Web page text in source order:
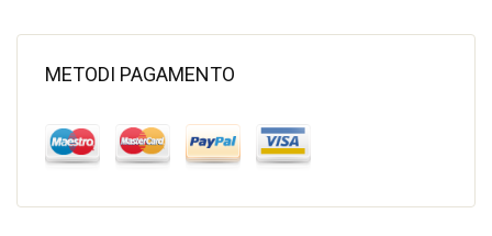
METODI PAGAMENTO